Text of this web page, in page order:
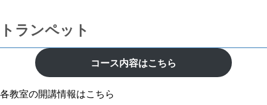
トランペット
コース内容はこちら
各教室の開講情報はこちら